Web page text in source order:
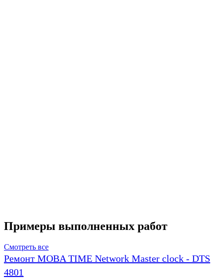
Примеры выполненных работ
Смотреть все
Ремонт MOBA TIME Network Master clock - DTS
4801